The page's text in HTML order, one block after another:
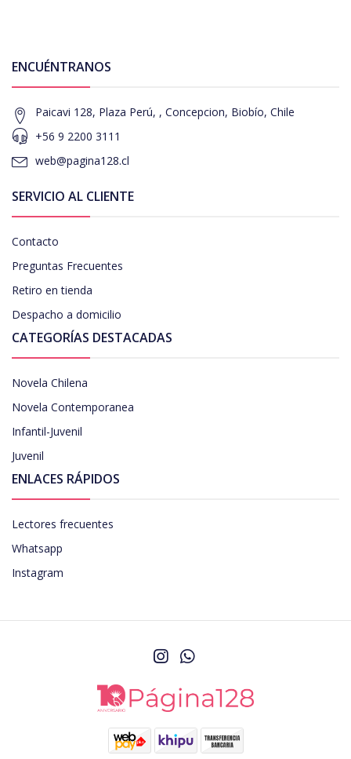
ENCUÉNTRANOS
Paicavi 128, Plaza Perú, , Concepcion, Biobío, Chile
+56 9 2200 3111
web@pagina128.cl
SERVICIO AL CLIENTE
Contacto
Preguntas Frecuentes
Retiro en tienda
Despacho a domicilio
CATEGORÍAS DESTACADAS
Novela Chilena
Novela Contemporanea
Infantil-Juvenil
Juvenil
ENLACES RÁPIDOS
Lectores frecuentes
Whatsapp
Instagram